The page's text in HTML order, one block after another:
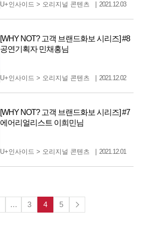
U+인사이드 > 오리지널 콘텐츠 2021.12.03
[WHY NOT? 고객 브랜드화보 시리즈] #8
공연기획자 민채홍님
U+인사이드 > 오리지널 콘텐츠 2021.12.02
[WHY NOT? 고객 브랜드화보 시리즈] #7
에어리얼리스트 이희민님
U+인사이드 > 오리지널 콘텐츠 2021.12.01
… 3 4 5